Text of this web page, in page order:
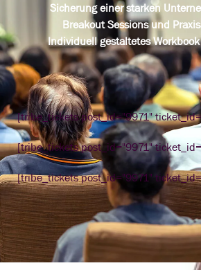
Sicherung einer starken
Breakout Sessions und
Individuell gestaltetes
[tribe_tickets post_id="9971"
[tribe_tickets post_id="9971"
[tribe_tickets post_id="9971"